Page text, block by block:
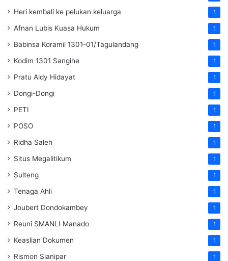
Heri kembali ke pelukan keluarga 1
Afnan Lubis Kuasa Hukum 1
Babinsa Koramil 1301-01/Tagulandang 1
Kodim 1301 Sangihe 1
Pratu Aldy Hidayat 1
Dongi-Dongi 1
PETI 1
POSO 1
Ridha Saleh 1
Situs Megalitikum 1
Sulteng 1
Tenaga Ahli 1
Joubert Dondokambey 1
Reuni SMANLI Manado 1
Keaslian Dokumen 1
Rismon Sianipar 1